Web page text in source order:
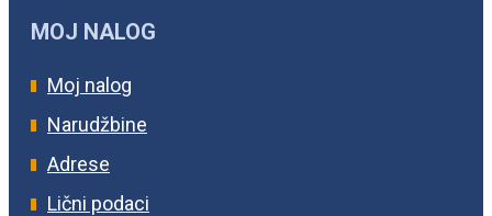
MOJ NALOG
Moj nalog
Narudžbine
Adrese
Lični podaci